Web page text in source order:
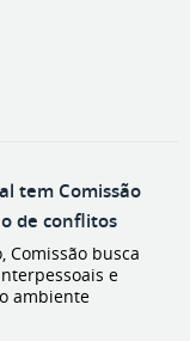
tem Comissão
de conflitos
Comissão busca
e
ambiente